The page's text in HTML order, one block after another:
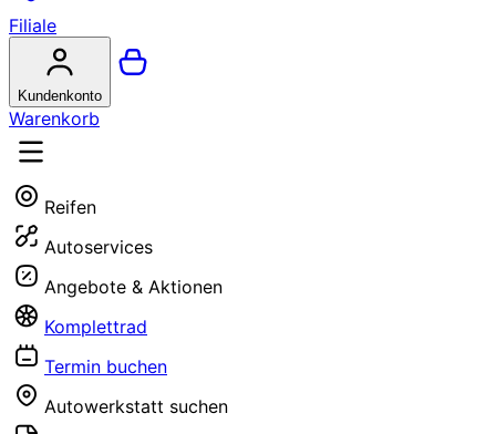
Filiale
Kundenkonto
Warenkorb
Reifen
Autoservices
Angebote & Aktionen
Komplettrad
Termin buchen
Autowerkstatt suchen